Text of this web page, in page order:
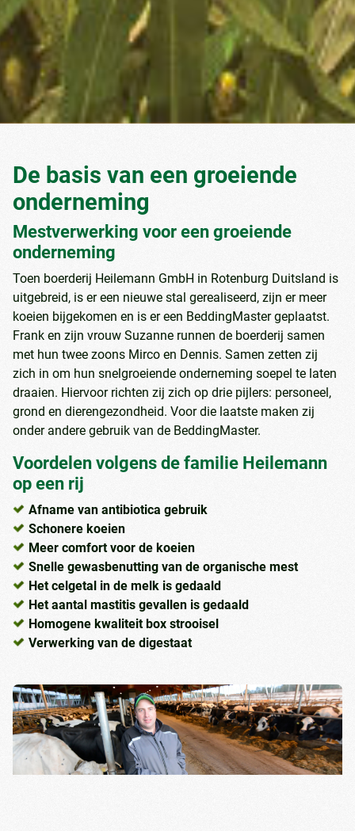
De basis van een groeiende
onderneming
Mestverwerking voor een groeiende
onderneming
Toen boerderij Heilemann GmbH in Rotenburg Duitsland is
uitgebreid, is er een nieuwe stal gerealiseerd, zijn er meer
koeien bijgekomen en is er een BeddingMaster geplaatst.
Frank en zijn vrouw Suzanne runnen de boerderij samen
met hun twee zoons Mirco en Dennis. Samen zetten zij
zich in om hun snelgroeiende onderneming soepel te laten
draaien. Hiervoor richten zij zich op drie pijlers: personeel,
grond en dierengezondheid. Voor die laatste maken zij
onder andere gebruik van de BeddingMaster.
Voordelen volgens de familie Heilemann
op een rij
Afname van antibiotica gebruik
Schonere koeien
Meer comfort voor de koeien
Snelle gewasbenutting van de organische mest
Het celgetal in de melk is gedaald
Het aantal mastitis gevallen is gedaald
Homogene kwaliteit box strooisel
Verwerking van de digestaat